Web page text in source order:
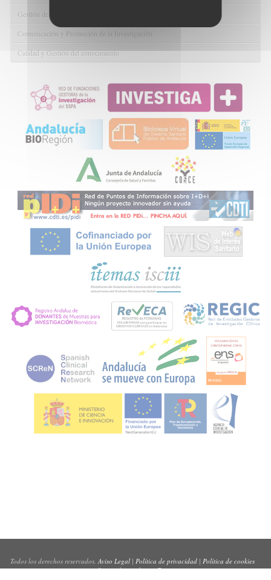
Gestión de Convenios y Donaciones
Comunicación y Promoción de la Investigación
Calidad y Gestión del conocimiento
Todos los derechos reservados.Aviso Legal| Política de privacidad| Política de cookies
Sitio web creado porPynso